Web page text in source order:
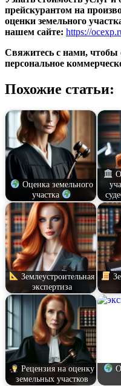
прейскурантом на
оценки земельного
нашем сайте: https://
Свяжитесь с нами, чтобы
персональное
Похожие статьи:
Оценка земельного
участка
Землеустроительная
экспертиза
Рецензия на оценку
земельных участков